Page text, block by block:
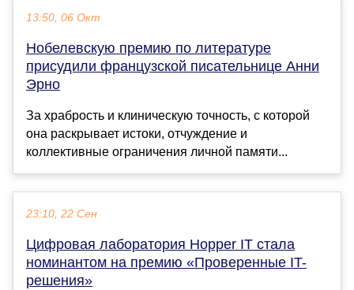
13:50, 06 Окт
Нобелевскую премию по литературе
присудили французской писательнице Анни
Эрно
За храбрость и клиническую точность, с которой
она раскрывает истоки, отчуждение и
коллективные ограничения личной памяти...
23:10, 22 Сен
Цифровая лаборатория Hopper IT стала
номинантом на премию «Проверенные IT-
решения»